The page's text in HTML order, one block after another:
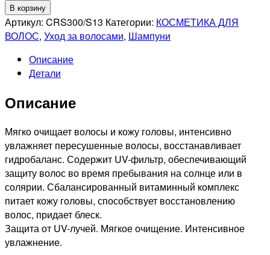
товара
ESTEL
PROFESSIONNEL
SUN
FLOWER
увлажнение
питание
с
UV-
фильтром,
300мл
В корзину
Артикул: CRS300/S13 Категории: КОСМЕТИКА ДЛЯ
ВОЛОС, Уход за волосами, Шампуни
Описание
Детали
Описание
Мягко очищает волосы и кожу головы, интенсивно
увлажняет пересушенные волосы, восстанавливает
гидробаланс. Содержит UV-фильтр, обеспечивающий
защиту волос во время пребывания на солнце или в
солярии. Сбалансированный витаминный комплекс
питает кожу головы, способствует восстановлению
волос, придает блеск.
Защита от UV-лучей. Мягкое очищение. Интенсивное
увлажнение.